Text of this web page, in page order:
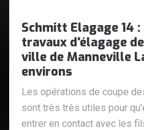
Schmitt Elagage 14
travaux d'élagage
ville de Manneville
environs
Les opérations de coupe
sont très très utiles pour
entrer en contact avec les